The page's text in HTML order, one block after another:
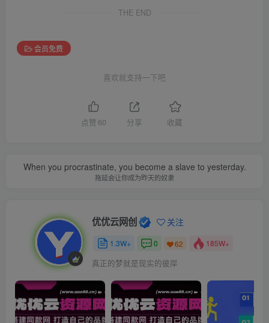
THE END
会员免费
喜欢就支持一下吧
点赞 60 分享 收藏
When you procrastinate, you become a slave to yesterday.
拖延会让你成为昨天的奴隶
优优云网创 关注
1.3W+ 0 62 185W+
真正的梦就是现实的彼岸